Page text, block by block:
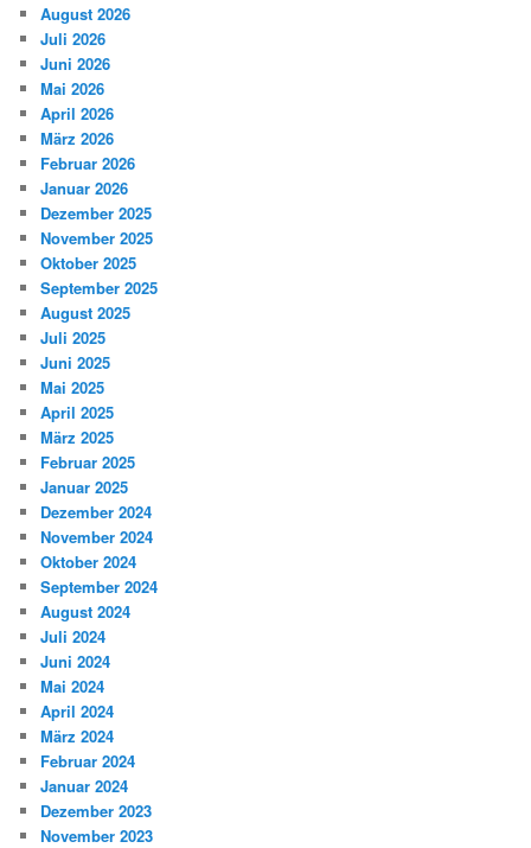
August 2026
Juli 2026
Juni 2026
Mai 2026
April 2026
März 2026
Februar 2026
Januar 2026
Dezember 2025
November 2025
Oktober 2025
September 2025
August 2025
Juli 2025
Juni 2025
Mai 2025
April 2025
März 2025
Februar 2025
Januar 2025
Dezember 2024
November 2024
Oktober 2024
September 2024
August 2024
Juli 2024
Juni 2024
Mai 2024
April 2024
März 2024
Februar 2024
Januar 2024
Dezember 2023
November 2023